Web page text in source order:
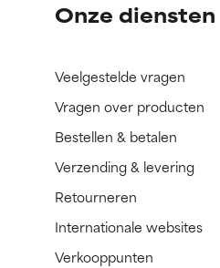
Onze diensten
Veelgestelde vragen
Vragen over producten
Bestellen & betalen
Verzending & levering
Retourneren
Internationale websites
Verkooppunten